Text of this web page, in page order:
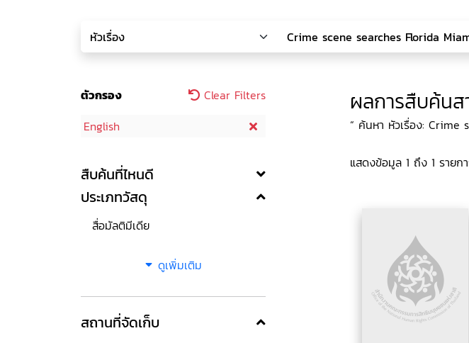
ตัวกรอง
Clear Filters
English
สืบค้นที่ไหนดี
ประเภทวัสดุ
สื่อมัลติมีเดีย
ดูเพิ่มเติม
สถานที่จัดเก็บ
ผลการสืบค้นส
“ ค้นหา หัวเรื่อง: Crime
แสดงข้อมูล 1 ถึง 1 รายก